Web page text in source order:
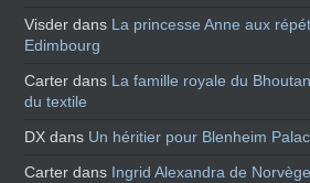
Visder dans La princesse Anne aux
Edimbourg
Carter dans La famille royale du
du textile
DX dans Un héritier pour Blenheim
Carter dans Ingrid Alexandra de